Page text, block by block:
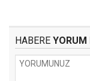
HABERE YORUM